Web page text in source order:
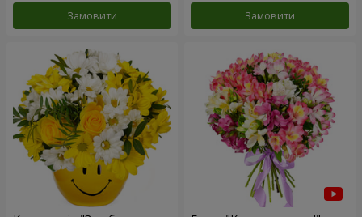
Замовити Замовити